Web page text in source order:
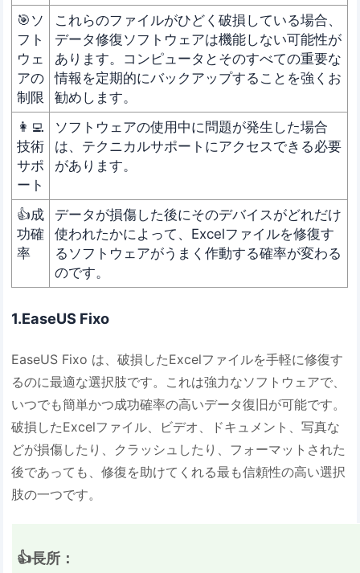
🎯ソ
フト
ウェ
アの
制限
これらのファイルがひどく破損している場合、
データ修復ソフトウェアは機能しない可能性が
あります。コンピュータとそのすべての重要な
情報を定期的にバックアップすることを強くお
勧めします。
👩‍💻
技術
サポ
ート
ソフトウェアの使用中に問題が発生した場合
は、テクニカルサポートにアクセスできる必要
があります。
👍成
功確
率
データが損傷した後にそのデバイスがどれだけ
使われたかによって、Excelファイルを修復す
るソフトウェアがうまく作動する確率が変わる
のです。
1.EaseUS Fixo
EaseUS Fixo は、破損したExcelファイルを手軽に修復す
るのに最適な選択肢です。これは強力なソフトウェアで、
いつでも簡単かつ成功確率の高いデータ復旧が可能です。
破損したExcelファイル、ビデオ、ドキュメント、写真な
どが損傷したり、クラッシュしたり、フォーマットされた
後であっても、修復を助けてくれる最も信頼性の高い選択
肢の一つです。
👍長所：